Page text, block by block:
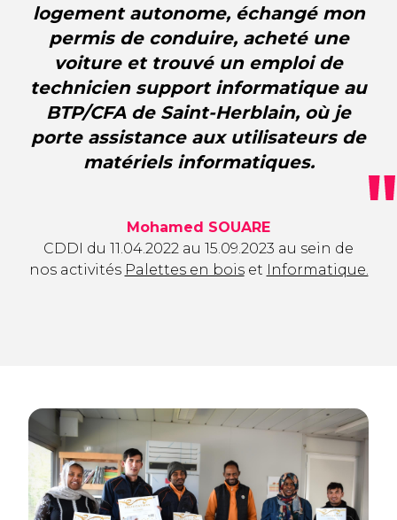
logement autonome, échangé mon
permis de conduire, acheté une
voiture et trouvé un emploi de
technicien support informatique au
BTP/CFA de Saint-Herblain, où je
porte assistance aux utilisateurs de
matériels informatiques.
Mohamed SOUARE
CDDI du 11.04.2022 au 15.09.2023 au sein de
nos activités Palettes en boiset Informatique.